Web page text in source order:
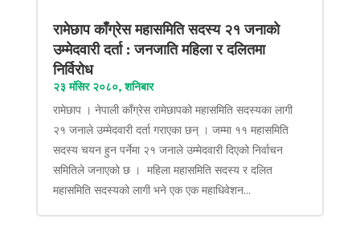
रामेछाप काँग्रेस महासमिति सदस्य २१ जनाको
उम्मेदवारी दर्ता : जनजाति महिला र दलितमा
निर्विरोध
२३ मंसिर २०८०, शनिबार
रामेछाप । नेपाली काँग्रेस रामेछापको महासमिति सदस्यका लागी
२१ जनाले उम्मेदवारी दर्ता गराएका छन् । जम्मा ११ महासमिति
सदस्य चयन हुन पर्नेमा २१ जनाले उम्मेदवारी दिएको निर्वाचन
समितिले जनाएको छ । महिला महासमिति सदस्य र दलित
महासमिति सदस्यको लागी भने एक एक महाधिवेशन...